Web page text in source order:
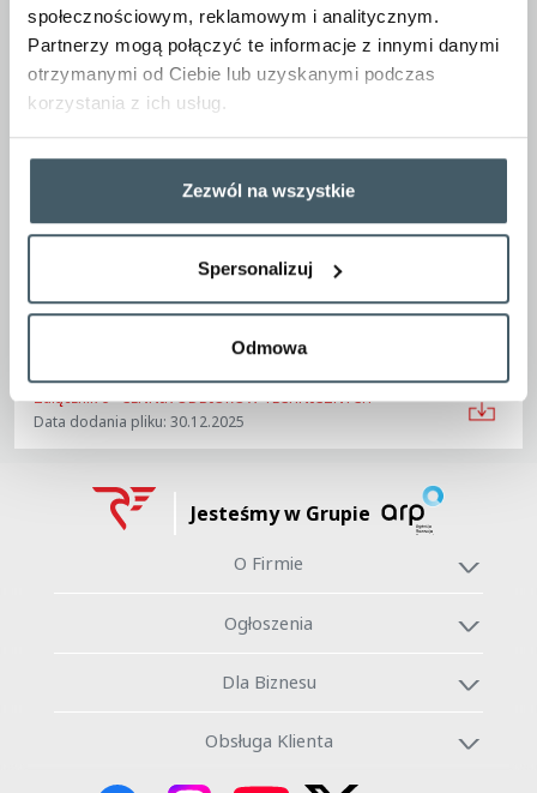
społecznościowym, reklamowym i analitycznym.
Partnerzy mogą połączyć te informacje z innymi danymi
otrzymanymi od Ciebie lub uzyskanymi podczas
korzystania z ich usług.
Zezwól na wszystkie
Spersonalizuj
Odmowa
ZASADY I TRYB WYKONYWANIA ODBIORÓW
TECHNICZNYCH POJAZDÓW KOLEJOWYCH, WYROBÓW ORAZ
STOSOWANIA ZNAKÓW ODBIORCZYCH PRZEZ KOMISARZY
ODBIORCZYCH W POLREGIO S.A.
Załącznik 1 - WYKAZ POJAZDÓW KOLEJOWYCH I ICH
Data dodania pliku: 30.12.2025
Załącznik 2 - WNIOSEK O PRZEPROWADZENIE FAI
Załącznik 6 - CENNIK ODBIORÓW TECHNICZNYCH
Data dodania pliku: 30.12.2025
Jesteśmy w Grupie
O Firmie
Ogłoszenia
Dla Biznesu
Obsługa Klienta